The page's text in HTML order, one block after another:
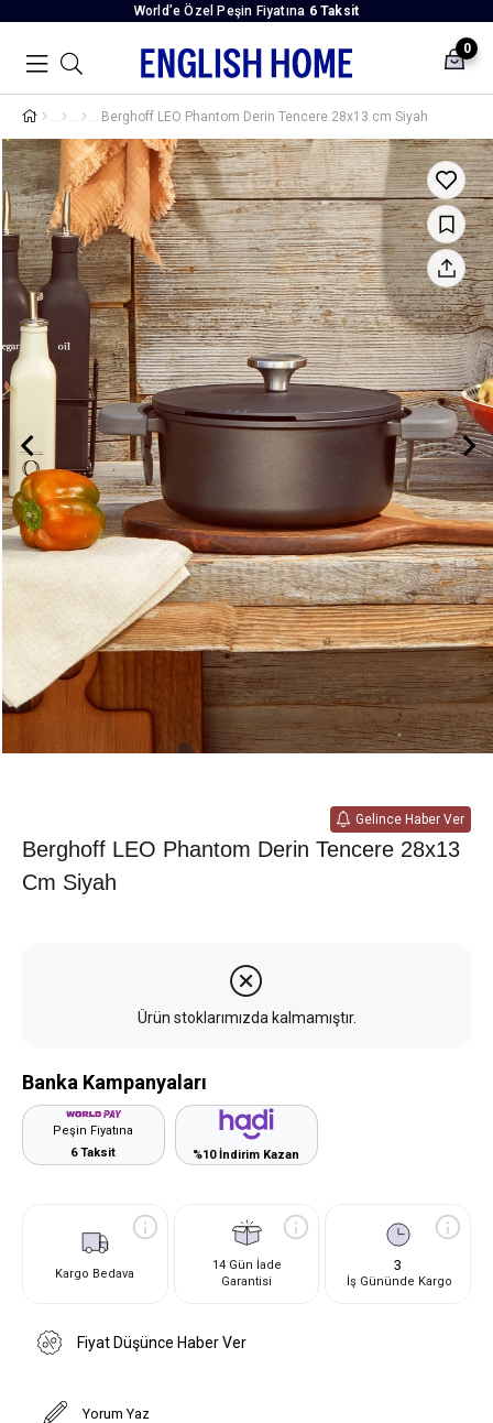
World’e Özel Peşin Fiyatına 6 Taksit
0
Berghoff LEO Phantom Derin Tencere 28x13 cm Siyah
Gelince Haber Ver
Berghoff LEO Phantom Derin Tencere 28x13
Cm Siyah
Ürün stoklarımızda kalmamıştır.
Banka Kampanyaları
Peşin Fiyatına
6 Taksit
%10 İndirim Kazan
Kargo Bedava
14 Gün İade
Garantisi
3
İş Gününde Kargo
Fiyat Düşünce Haber Ver
Yorum Yaz